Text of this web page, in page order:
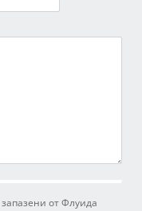
от Флуида